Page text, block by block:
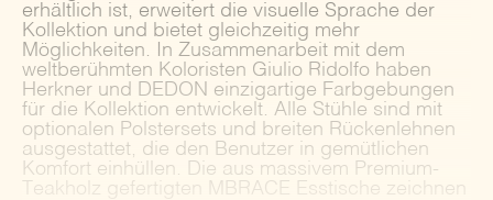
erhältlich ist, erweitert die visuelle Sprache der
Kollektion und bietet gleichzeitig mehr
Möglichkeiten. In Zusammenarbeit mit dem
weltberühmten Koloristen Giulio Ridolfo haben
Herkner und DEDON einzigartige Farbgebungen
für die Kollektion entwickelt. Alle Stühle sind mit
optionalen Polstersets und breiten Rückenlehnen
ausgestattet, die den Benutzer in gemütlichen
Komfort einhüllen. Die aus massivem Premium-
Teakholz gefertigten MBRACE Esstische zeichnen